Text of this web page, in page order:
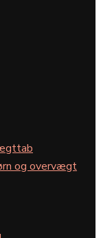
og overvægt